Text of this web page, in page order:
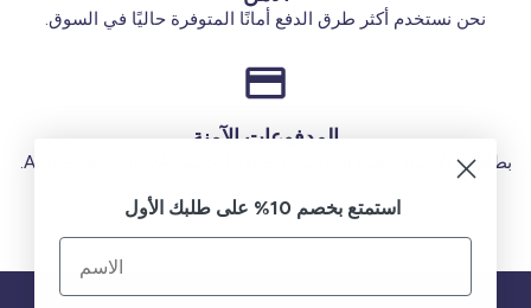
نحن نستخدم أكثر طرق الدفع أمانًا المتوفرة حاليًا في السوق.
المدفوعات الآمنة
بطاقات الائتمان (فيزا أو ماستر) بطاقة الخصم (MADA) Apple Pay.
استمتع بخصم 10% على طلبك الأول